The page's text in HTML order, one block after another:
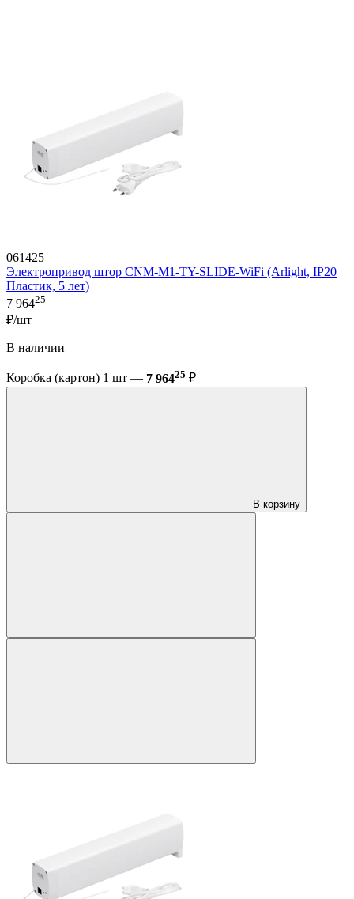
061425
Электропривод штор CNM-M1-TY-SLIDE-WiFi (Arlight, IP20
Пластик, 5 лет)
7 96425
₽/шт
В наличии
Коробка (картон) 1 шт — 7 96425 ₽
В корзину